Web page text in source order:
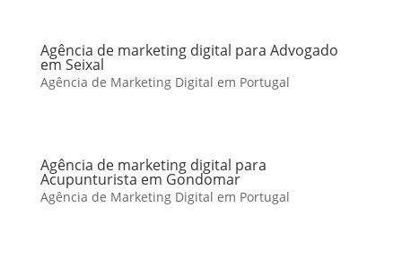
Agência de marketing digital para Advogado
em Seixal
Agência de Marketing Digital em Portugal
Agência de marketing digital para
Acupunturista em Gondomar
Agência de Marketing Digital em Portugal